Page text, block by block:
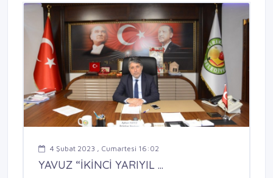
4 Şubat 2023 , Cumartesi 16:02
YAVUZ “İKİNCİ YARIYIL ...